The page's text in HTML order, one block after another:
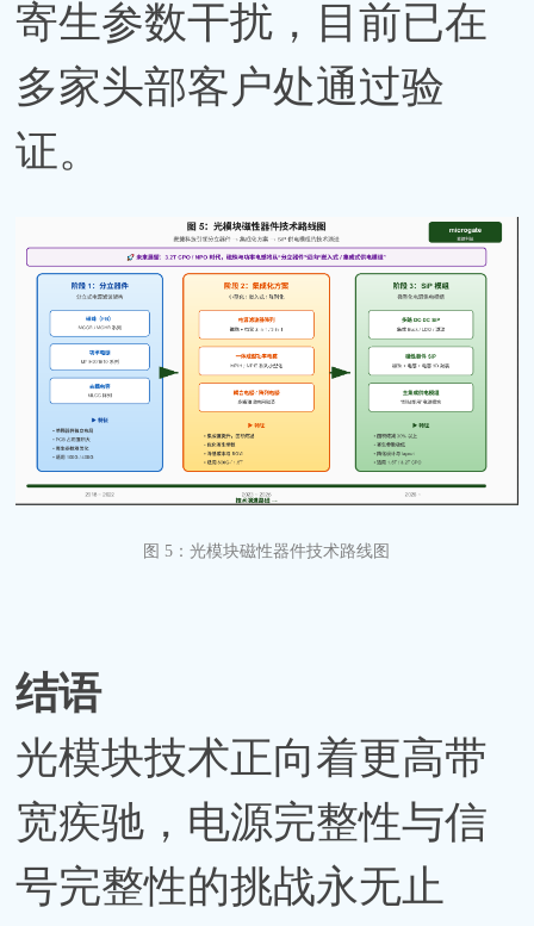
寄生参数干扰，目前已在
多家头部客户处通过验
证。
图 5：光模块磁性器件技术路线图
结语
光模块技术正向着更高带
宽疾驰，电源完整性与信
号完整性的挑战永无止